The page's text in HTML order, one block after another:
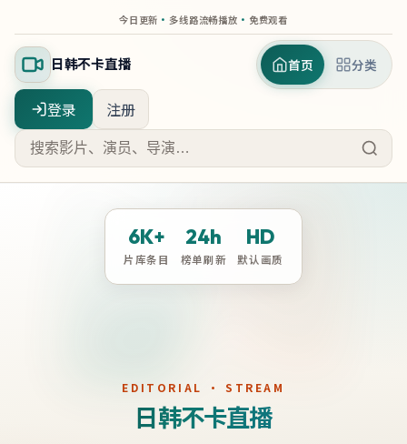
今日更新 · 多线路流畅播放 · 免费观看
日韩不卡直播 首页 分类
登录 注册
EDITORIAL · STREAM
日韩不卡直播
6K+
片库条目
24h
榜单刷新
HD
默认画质